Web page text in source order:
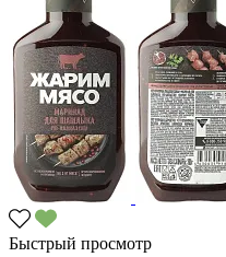
Быстрый просмотр